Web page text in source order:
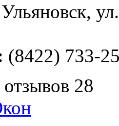
Ульяновск,
(8422) 733-
28